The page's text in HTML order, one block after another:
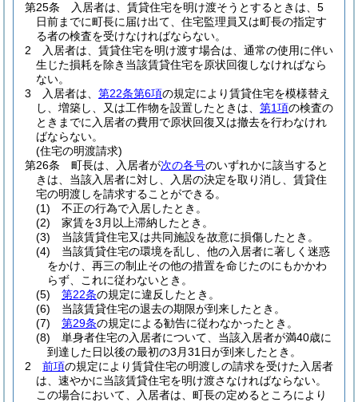
第25条
入居者は、賃貸住宅を明け渡そうとするときは、5
日前までに町長に届け出て、住宅監理員又は町長の指定す
る者の検査を受けなければならない。
2
入居者は、賃貸住宅を明け渡す場合は、通常の使用に伴い
生じた損耗を除き当該賃貸住宅を原状回復しなければなら
ない。
3
入居者は、 第22条第6項の規定により賃貸住宅を模様替え
し、増築し、又は工作物を設置したときは、 第1項の検査の
ときまでに入居者の費用で原状回復又は撤去を行わなけれ
ばならない。
(住宅の明渡請求)
第26条
町長は、入居者が次の各号のいずれかに該当すると
きは、当該入居者に対し、入居の決定を取り消し、賃貸住
宅の明渡しを請求することができる。
(1)
不正の行為で入居したとき。
(2)
家賃を3月以上滞納したとき。
(3)
当該賃貸住宅又は共同施設を故意に損傷したとき。
(4)
当該賃貸住宅の環境を乱し、他の入居者に著しく迷惑
をかけ、再三の制止その他の措置を命じたのにもかかわ
らず、これに従わないとき。
(5)
第22条の規定に違反したとき。
(6)
当該賃貸住宅の退去の期限が到来したとき。
(7)
第29条の規定による勧告に従わなかったとき。
(8)
単身者住宅の入居者について、当該入居者が満40歳に
到達した日以後の最初の3月31日が到来したとき。
2
前項の規定により賃貸住宅の明渡しの請求を受けた入居者
は、速やかに当該賃貸住宅を明け渡さなければならない。
この場合において、入居者は、町長の定めるところにより